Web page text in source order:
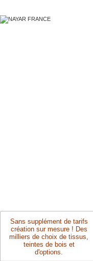
Sans supplément de tarifs
création sur mesure ! Des
milliers de choix de tissus,
teintes de bois et
d'options.